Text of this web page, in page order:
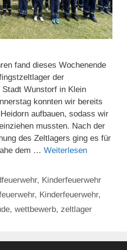
fand dieses Wochenende
der
Wunstorf in Klein
konnten wir bereits
aufbauen, sodass wir
mussten. Nach der
des Zeltlagers ging es für
dem … Weiterlesen
, Kinderfeuerwehr
, Kinderfeuerwehr,
, wettbewerb, zeltlager